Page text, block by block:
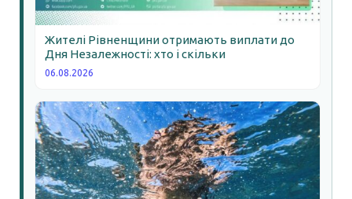
Жителі Рівненщини отримають виплати до
Дня Незалежності: хто і скільки
06.08.2026